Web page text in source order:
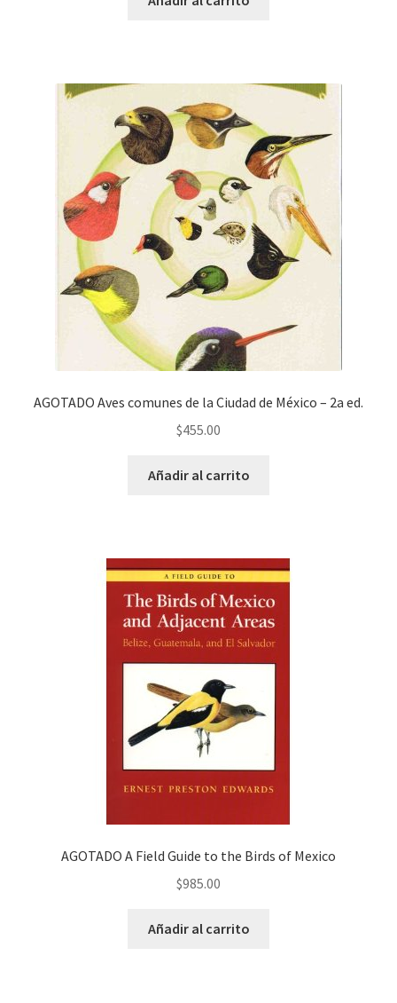
AGOTADO Aves comunes de la Ciudad de México – 2a ed.
$455.00
Añadir al carrito
AGOTADO A Field Guide to the Birds of Mexico
$985.00
Añadir al carrito